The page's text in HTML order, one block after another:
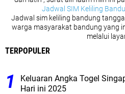
Jadwal SIM Keliling
Jadwal sim keliling bandung
warga masyarakat bandung yang
melalui
TERPOPULER
Keluaran Angka Togel
Hari ini 2025